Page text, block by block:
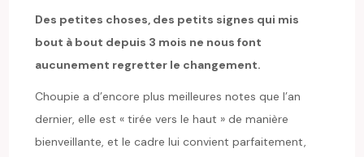
Des petites choses, des petits signes qui mis
bout à bout depuis 3 mois ne nous font
aucunement regretter le changement.
Choupie a d’encore plus meilleures notes que l’an
dernier, elle est « tirée vers le haut » de manière
bienveillante, et le cadre lui convient parfaitement,